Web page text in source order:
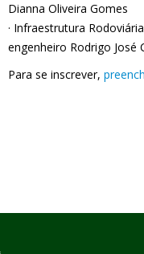
Dianna Oliveira Gomes
· Infraestrutura
engenheiro Rodrigo José
Para se inscrever,